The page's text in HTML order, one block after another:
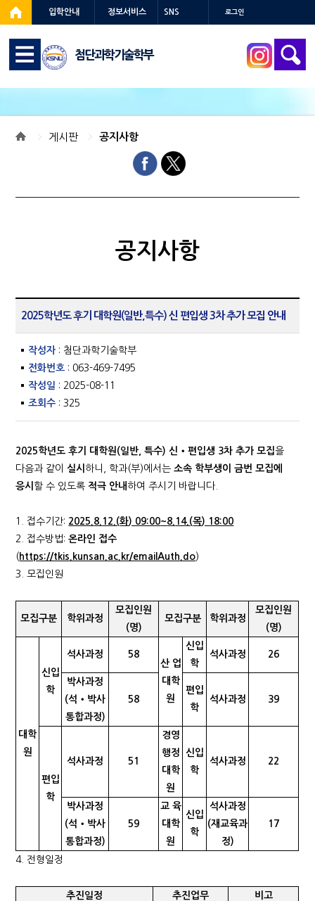
입학안내 정보서비스 SNS 로그인
첨단과학기술학부
게시판 공지사항
공지사항
2025학년도 후기 대학원(일반,특수) 신 편입생 3차 추가 모집 안내
작성자 : 첨단과학기술학부
전화번호 : 063-469-7495
작성일 : 2025-08-11
조회수 : 325
2025학년도 후기 대학원(일반 ,특수) 신 ‧편입생 3차 추가 모집을
다음과 같이 실시하니, 학과(부)에서는소속 학부생이 금번 모집에
응시할 수 있도록 적극 안내하여 주시기 바랍니다.
1. 접수기간: 2025. 8. 12.(화) 09:00~8. 14.(목) 18:00
2. 접수방법:온라인 접수
( https://tkis.kunsan.ac.kr/emailAuth.do)
3. 모집인원
모집구분 학위과정
모집인원
(명)
모집구분 학위과정
모집인원
(명)
대학
원
신입
학
석사과정
58
산 업
대학
원
신입
학
석사과정 26
박사과정
(석‧박사
통합과정)
58
편입
학
석사과정 39
편입
학
석사과정 51
경영
행정
대학
원
신입
학
석사과정 22
교 육
대학
원
박사과정
(석‧박사
통합과정)
59
신입
학
석사과정
(재교육과
정)
17
4. 전형일정
추진일정 추진업무 비 고